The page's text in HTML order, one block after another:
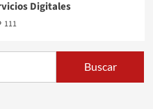
Digitales
111